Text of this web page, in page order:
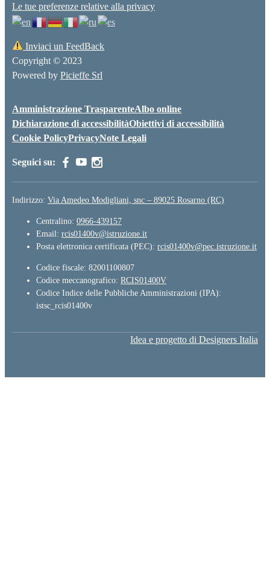
Le tue preferenze relative alla privacy
Inviaci un FeedBack
Copyright © 2023
Powered by Picieffe Srl
Amministrazione TrasparenteAlbo online
Dichiarazione di accessibilitàObiettivi di accessibilità
Cookie PolicyPrivacyNote Legali
Seguici su:
Indirizzo: Via Amedeo Modigliani, snc – 89025 Rosarno (RC)
Centralino: 0966-439157
Email: rcis01400v@istruzione.it
Posta elettronica certificata (PEC): rcis01400v@pec.istruzione.it
Codice fiscale: 82001100807
Codice meccanografico: RCIS01400V
Codice Indice delle Pubbliche Amministrazioni (IPA):
istsc_rcis01400v
Idea e progetto di Designers Italia